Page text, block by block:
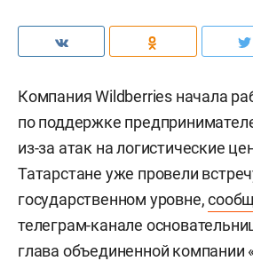
Компания Wildberries начала
по поддержке
из-за атак на логистические
Татарстане уже провели
государственном уровне,
телеграм-канале
глава объединенной компании